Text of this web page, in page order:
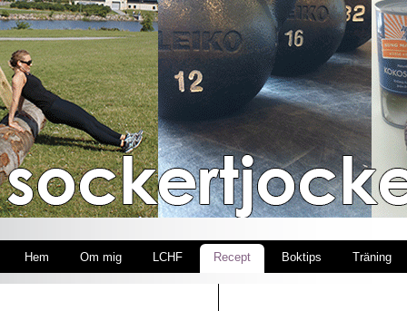
Hem Om mig LCHF Recept Boktips Träning